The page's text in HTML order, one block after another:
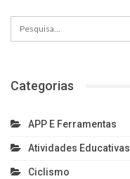
Categorias
APP E Ferramentas
Atividades Educativas
Ciclismo